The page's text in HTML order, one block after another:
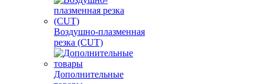
Воздушно-плазменная
резка (CUT)
Дополнительные